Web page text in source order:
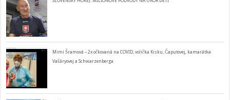
Mimi Šramová – 2x očkovaná na COVID, volička Kisku, Čaputovej, kamarátka
Vašáryovej a Schwarzenberga